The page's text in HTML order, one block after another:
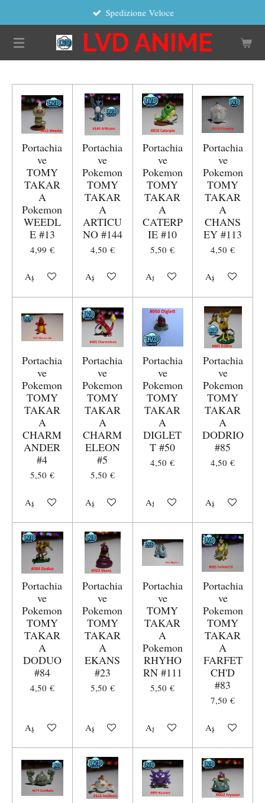
contenuto
principale
LVD ANIME
Spedizione Veloce
Portachia
ve
TOMY
TAKAR
A
Pokemon
WEEDL
E #13
4,99 €
Aggiungi al carrello
Portachia
ve
Pokemon
TOMY
TAKAR
A
ARTICU
NO #144
4,50 €
Aggiungi al carrello
Portachia
ve
Pokemon
TOMY
TAKAR
A
CATERP
IE #10
5,50 €
Aggiungi al carrello
Portachia
ve
Pokemon
TOMY
TAKAR
A
CHANS
EY #113
4,50 €
Aggiungi al
Portachia
ve
Pokemon
TOMY
TAKAR
A
CHARM
ANDER
#4
5,50 €
Aggiungi al carrello
Portachia
ve
Pokemon
TOMY
TAKAR
A
CHARM
ELEON
#5
5,50 €
Aggiungi al carrello
Portachia
ve
Pokemon
TOMY
TAKAR
A
DIGLET
T #50
4,50 €
Aggiungi al carrello
Portachia
ve
Pokemon
TOMY
TAKAR
A
DODRIO
#85
4,50 €
Aggiungi al
Portachia
ve
Pokemon
TOMY
TAKAR
A
DODUO
#84
4,50 €
Aggiungi al carrello
Portachia
ve
Pokemon
TOMY
TAKAR
A
EKANS
#23
5,50 €
Aggiungi al carrello
Portachia
ve
TOMY
TAKAR
A
Pokemon
RHYHO
RN #111
5,50 €
Aggiungi al carrello
Portachia
ve
Pokemon
TOMY
TAKAR
A
FARFET
CH'D
#83
7,50 €
Aggiungi al